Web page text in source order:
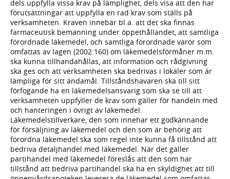
dels uppfylla vissa krav på lämplighet, dels visa att den har
förutsättningar att uppfylla en rad krav som ställs på
verksamheten. Kraven innebär bl.a. att det ska finnas
farmaceutisk bemanning under öppethållandet, att samtliga
förordnade läkemedel, och samtliga förordnade varor som
omfattas av lagen (2002:160) om läkemedelsförmåner m.m.
ska kunna tillhandahållas, att information och rådgivning
ska ges och att verksamheten ska bedrivas i lokaler som är
lämpliga för sitt ändamål. Tillståndshavaren ska till sitt
förfogande ha en läkemedelsansvarig som ska se till att
verksamheten uppfyller de krav som gäller för handeln med
och hanteringen i övrigt av läkemedel.
Läkemedelstillverkare, den som innehar ett godkännande
för försäljning av läkemedel och den som är behörig att
förordna läkemedel ska som regel inte kunna få tillstånd att
bedriva detaljhandel med läkemedel. När det gäller
partihandel med läkemedel föreslås att den som har
tillstånd att bedriva partihandel ska ha en skyldighet att till